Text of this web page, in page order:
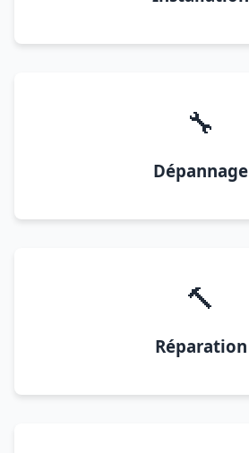
🔧
Dépannage
🔨
Réparation